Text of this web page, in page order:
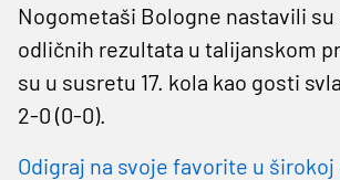
Nogometaši Bologne nastavili su
odličnih rezultata u talijanskom
su u susretu 17. kola kao gosti
2-0 (0-0).
Odigraj na svoje favorite u širokoj